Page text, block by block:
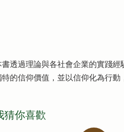
書透過理論與各社會企業的實踐
特的信仰價值，並以信仰化為行動
猜你喜歡